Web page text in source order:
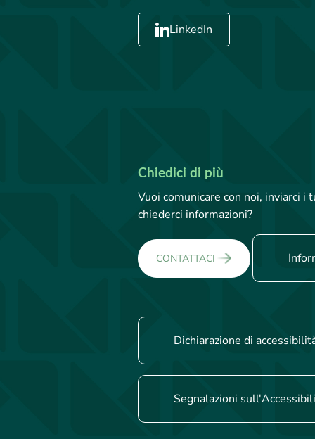
LinkedIn
Chiedici di più
Vuoi comunicare con noi, inviarci
chiederci informazioni?
CONTATTACI
Dichiarazione di
Segnalazioni